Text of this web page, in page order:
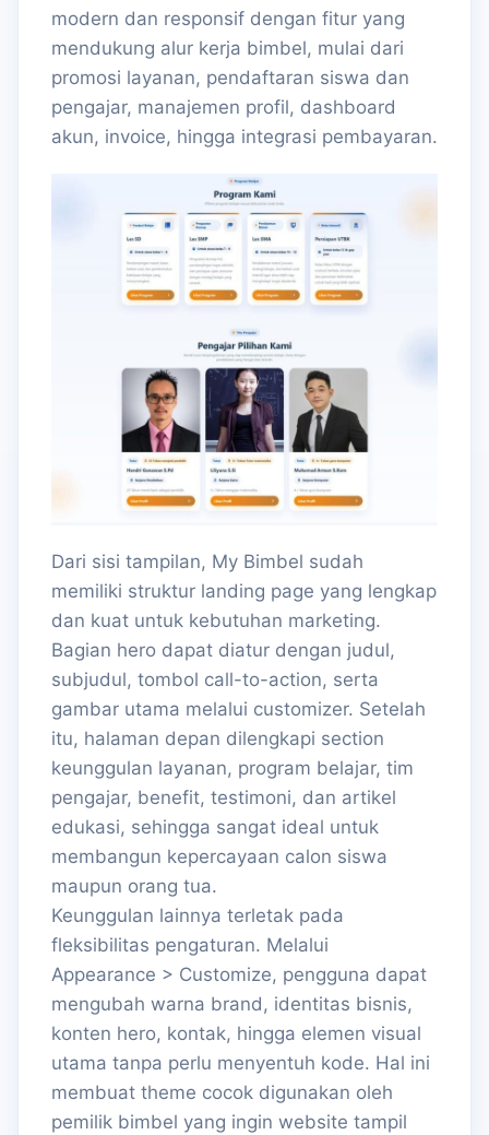
modern dan responsif dengan fitur yang
mendukung alur kerja bimbel, mulai dari
promosi layanan, pendaftaran siswa dan
pengajar, manajemen profil, dashboard
akun, invoice, hingga integrasi pembayaran.
Dari sisi tampilan, My Bimbel sudah
memiliki struktur landing page yang lengkap
dan kuat untuk kebutuhan marketing.
Bagian hero dapat diatur dengan judul,
subjudul, tombol call-to-action, serta
gambar utama melalui customizer. Setelah
itu, halaman depan dilengkapi section
keunggulan layanan, program belajar, tim
pengajar, benefit, testimoni, dan artikel
edukasi, sehingga sangat ideal untuk
membangun kepercayaan calon siswa
maupun orang tua.
Keunggulan lainnya terletak pada
fleksibilitas pengaturan. Melalui
Appearance > Customize, pengguna dapat
mengubah warna brand, identitas bisnis,
konten hero, kontak, hingga elemen visual
utama tanpa perlu menyentuh kode. Hal ini
membuat theme cocok digunakan oleh
pemilik bimbel yang ingin website tampil